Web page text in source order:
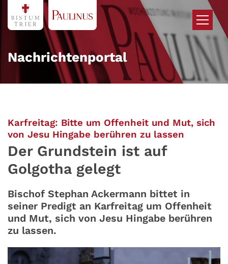
Zum Inhalt springen
Nachrichtenportal
Karfreitag: Bitte um Offenheit und Mut, sich
von Jesu Hingabe berühren zu lassen
Der Grundstein ist auf
Golgotha gelegt
Bischof Stephan Ackermann bittet in
seiner Predigt an Karfreitag um Offenheit
und Mut, sich von Jesu Hingabe berühren
zu lassen.